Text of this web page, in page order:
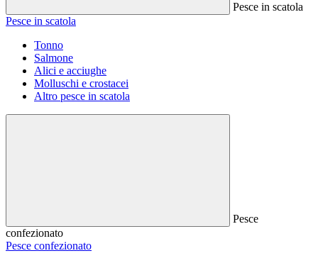
Pesce in scatola
Pesce in scatola
Tonno
Salmone
Alici e acciughe
Molluschi e crostacei
Altro pesce in scatola
Pesce
confezionato
Pesce confezionato